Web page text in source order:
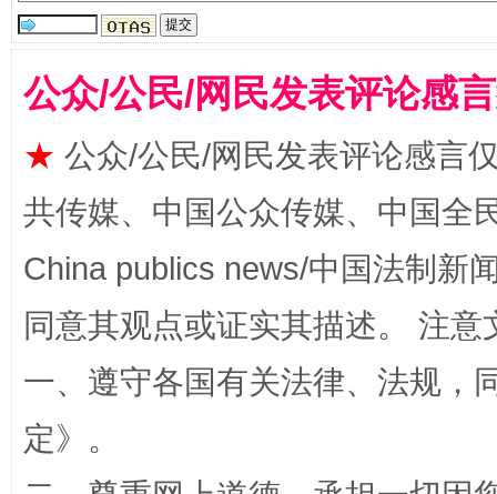
公众/公民/网民发表评论感
★ 公众/公民/网民发表评论感言
共传媒、中国公众传媒、中国全
China publics news/中国法制新
同意其观点或证实其描述。 注
一、遵守各国有关法律、法规，
定》。